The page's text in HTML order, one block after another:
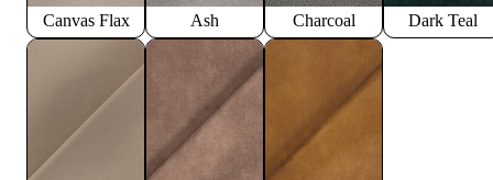
Canvas Flax Ash Charcoal Dark Teal